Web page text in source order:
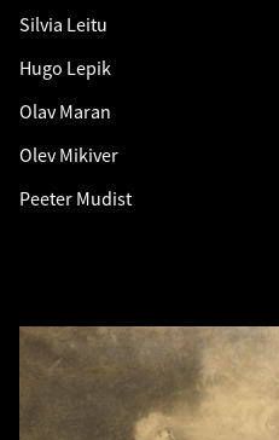
Silvia Leitu
Hugo Lepik
Olav Maran
Olev Mikiver
Peeter Mudist